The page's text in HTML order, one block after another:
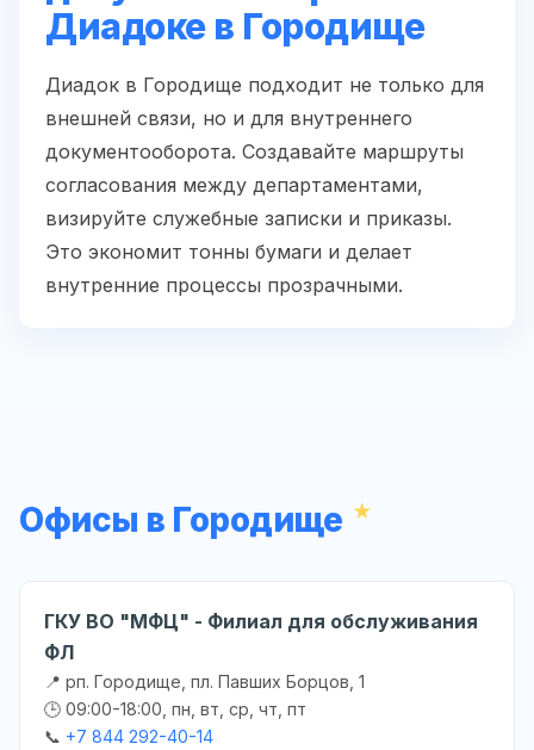
Диадоке в Городище
Диадок в Городище подходит не только для
внешней связи, но и для внутреннего
документооборота. Создавайте маршруты
согласования между департаментами,
визируйте служебные записки и приказы.
Это экономит тонны бумаги и делает
внутренние процессы прозрачными.
Офисы в Городище
ГКУ ВО "МФЦ" - Филиал для обслуживания
ФЛ
📍 рп. Городище, пл. Павших Борцов, 1
🕒 09:00-18:00, пн, вт, ср, чт, пт
📞 +7 844 292-40-14